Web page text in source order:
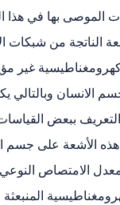
الموصى بها في هذا
الناتجة من شبكات
غير
الانسان وبالتالي
ببعض
هذه الأشعة على جسم